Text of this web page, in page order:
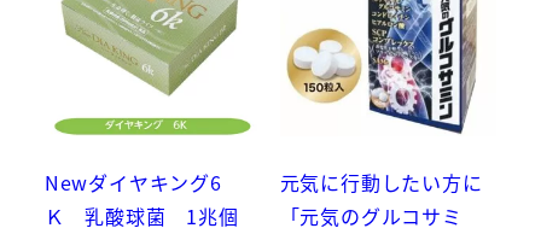
Newダイヤキング6
Ｋ 乳酸球菌 1兆個
元気に行動したい方に
「元気のグルコサミ